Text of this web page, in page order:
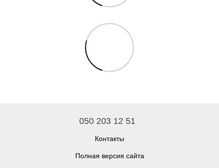
050 203 12 51
Контакты
Полная версия сайта